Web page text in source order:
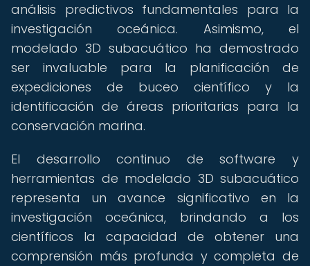
análisis predictivos fundamentales para la
investigación oceánica. Asimismo, el
modelado 3D subacuático ha demostrado
ser invaluable para la planificación de
expediciones de buceo científico y la
identificación de áreas prioritarias para la
conservación marina.
El desarrollo continuo de software y
herramientas de modelado 3D subacuático
representa un avance significativo en la
investigación oceánica, brindando a los
científicos la capacidad de obtener una
comprensión más profunda y completa de